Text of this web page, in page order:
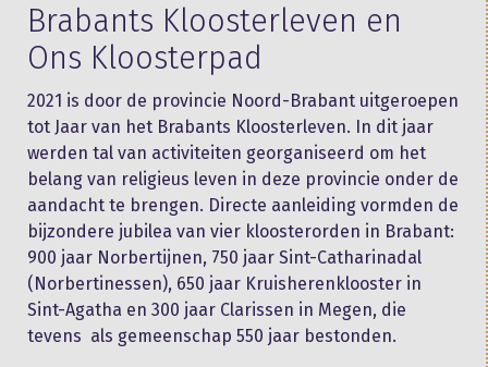
Brabants Kloosterleven en
Ons Kloosterpad
2021 is door de provincie Noord-Brabant uitgeroepen
tot Jaar van het Brabants Kloosterleven. In dit jaar
werden tal van activiteiten georganiseerd om het
belang van religieus leven in deze provincie onder de
aandacht te brengen. Directe aanleiding vormden de
bijzondere jubilea van vier kloosterorden in Brabant:
900 jaar Norbertijnen, 750 jaar Sint-Catharinadal
(Norbertinessen), 650 jaar Kruisherenklooster in
Sint-Agatha en 300 jaar Clarissen in Megen, die
tevens als gemeenschap 550 jaar bestonden.